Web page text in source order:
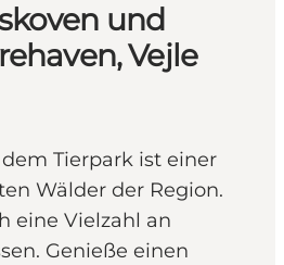
und
Vejle
Tierpark ist einer
Wälder der Region.
eine Vielzahl an
Genieße einen